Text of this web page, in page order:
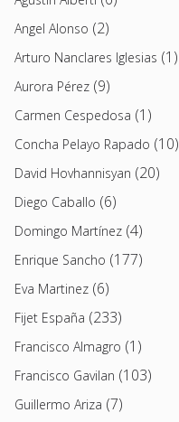
Angel Alonso (2)
Arturo Nanclares Iglesias (1)
Aurora Pérez (9)
Carmen Cespedosa (1)
Concha Pelayo Rapado (10)
David Hovhannisyan (20)
Diego Caballo (6)
Domingo Martínez (4)
Enrique Sancho (177)
Eva Martinez (6)
Fijet España (233)
Francisco Almagro (1)
Francisco Gavilan (103)
Guillermo Ariza (7)